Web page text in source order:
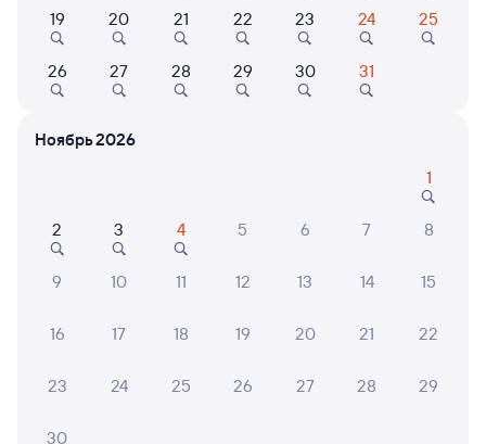
Найдём билет на поезд за вас
Отзывы пассажиров Туту о поездах
Мы отображаем актуальные отзывы и не удаляем
6 Павел В.
В вагоне было + 28, душно. Кондиционер не работал.
19 20 21 22 23 24 25
26 27 28 29 30 31
Ноябрь 2026
1
2 3 4 5 6 7 8
9 10 11 12 13 14 15
16 17 18 19 20 21 22
23 24 25 26 27 28 29
30